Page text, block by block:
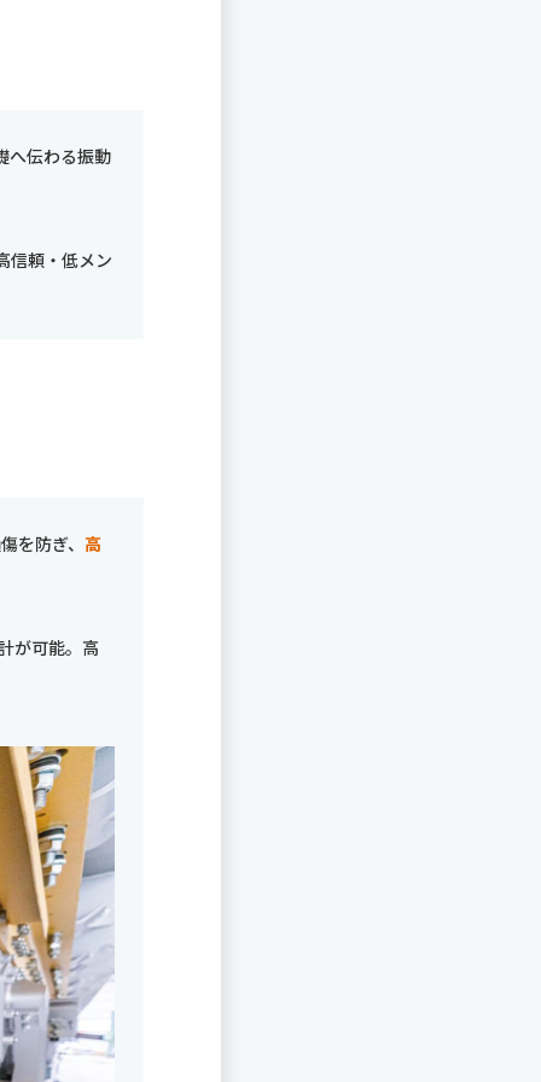
へ伝わる振動
信頼・低メン
を防ぎ、 高
が可能。高